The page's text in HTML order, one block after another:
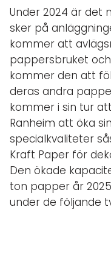
Under 2024 är det
sker på
kommer att
pappersbruket
kommer den att
deras andra
kommer i sin tur
Ranheim att öka
specialkvaliteter
Kraft Paper för
Den ökade
ton papper år
under de följande